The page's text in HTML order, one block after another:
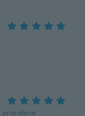
przesłane